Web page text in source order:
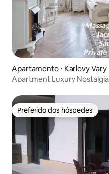
Apartamento ⋅ Karlovy Vary
Apartment Luxury Nostalgia
Preferido dos hóspedes
Preferido dos hóspedes